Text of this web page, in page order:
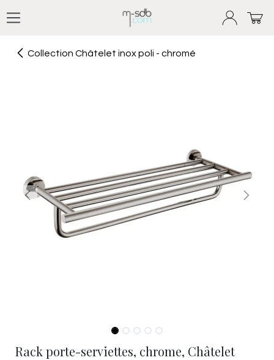
Collection Châtelet inox poli - chromé
Rack porte-serviettes, chrome, Châtelet